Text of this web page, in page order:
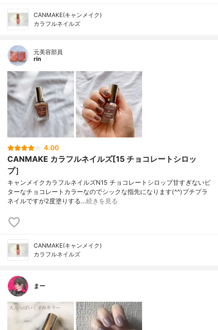
CANMAKE(キャンメイク)
カラフルネイルズ
元美容部員
rin
4.00
CANMAKE カラフルネイルズ[15 チョコレートシロッ
プ］
キャンメイクカラフルネイルズN15 チョコレートシロップ甘すぎないビ
ターなチョコレートカラーなのでシックな指先になります(^^)プチプラ
ネイルですが2度塗りする…続きを見る
CANMAKE(キャンメイク)
カラフルネイルズ
まー